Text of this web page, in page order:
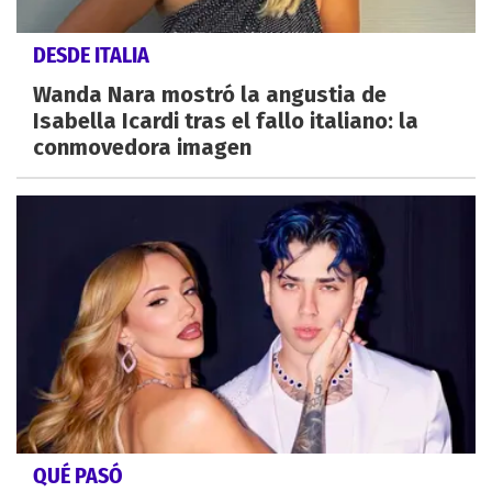
DESDE ITALIA
Wanda Nara mostró la angustia de
Isabella Icardi tras el fallo italiano: la
conmovedora imagen
QUÉ PASÓ